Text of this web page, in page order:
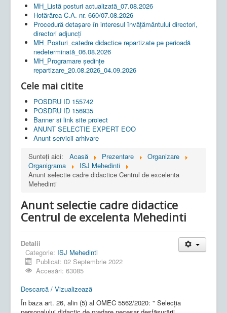
MH_Listă posturi actualizată_07.08.2026
Hotărârea C.A. nr. 660/07.08.2026
Procedură detașare în interesul învățământului directori,
directori adjuncți
MH_Posturi_catedre didactice repartizate pe perioadă
nedeterminată_06.08.2026
MH_Programare ședințe
repartizare_20.08.2026_04.09.2026
Cele mai citite
POSDRU ID 155742
POSDRU ID 156935
Banner si link site proiect
ANUNT SELECTIE EXPERT EOO
Anunt servicii arhivare
Sunteți aici:
Acasă Prezentare
Organizare
Organigrama
ISJ Mehedinti
Anunt selectie cadre didactice Centrul de excelenta
Mehedinti
Anunt selectie cadre didactice
Centrul de excelenta Mehedinti
Detalii
Categorie: ISJ Mehedinti
Publicat: 02 Septembrie 2022
Accesări: 63085
Descarcă / Vizualizează
În baza art. 26, alin (5) al OMEC 5562/2020: " Selecţia